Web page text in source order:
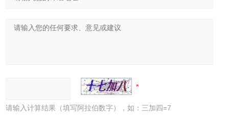
请输入计算结果（填写阿拉伯数字），如：三加四=7